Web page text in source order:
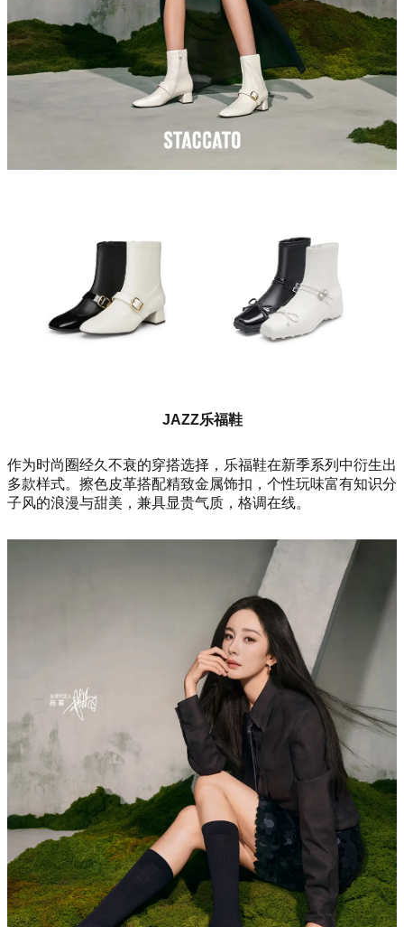
JAZZ乐福鞋
作为时尚圈经久不衰的穿搭选择，乐福鞋在新季系列中衍生出
多款样式。擦色皮革搭配精致金属饰扣，个性玩味富有知识分
子风的浪漫与甜美，兼具显贵气质，格调在线。